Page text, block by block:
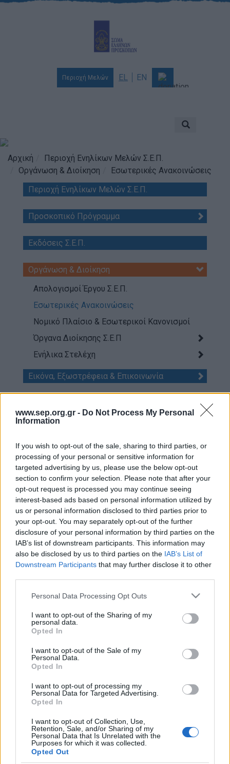
www.sep.org.gr - Do Not Process My Personal
Information
If you wish to opt-out of the sale, sharing to third parties, or
processing of your personal or sensitive information for
targeted advertising by us, please use the below opt-out
section to confirm your selection. Please note that after your
opt-out request is processed you may continue seeing
interest-based ads based on personal information utilized by
us or personal information disclosed to third parties prior to
your opt-out. You may separately opt-out of the further
disclosure of your personal information by third parties on the
IAB’s list of downstream participants. This information may
also be disclosed by us to third parties on the IAB’s List of
Downstream Participants that may further disclose it to other
Please note that this website/app uses one or more Google
not limited to your visit or usage behaviour. You may click to
grant or deny consent to Google and its third-party tags to
use your data for below specified purposes in below Google
consent section.
Personal Data Processing Opt Outs
I want to opt-out of the Sharing of my
personal data.
Opted In
I want to opt-out of the Sale of my
Personal Data.
Opted In
I want to opt-out of processing my
Personal Data for Targeted Advertising.
Opted In
I want to opt-out of Collection, Use,
Retention, Sale, and/or Sharing of my
Personal Data that Is Unrelated with the
Purposes for which it was collected.
Opted Out
Περιοχή Μελών EL EN
Προσκοπισμός
Ιστορία
Διοίκηση
Χορηγοί & Υποστηρικτές
Βραβεία & Διακρίσεις
Απολογισμός Έργου
Τι κάνουμε
Προσκοπικό Πρόγραμμα
Μάθηση στην Πράξη
Στόχοι Βιώσιμης Ανάπτυξης
Earth Tribe
Ομάδα Διάσωσης Άγριας Ζωής
Βρείτε μας
Νέα
Blog
Ευκαιρίες Καριέρας
Επικοινωνία
Media Center
Δελτία Τύπου
Φωτογραφικό Υλικό
Αρχική
Περιοχή Ενηλίκων Μελών Σ.Ε.Π.
Οργάνωση & Διοίκηση
Εσωτερικές Ανακοινώσεις
Περιοχή Ενηλίκων Μελών Σ.Ε.Π.
Προσκοπικό Πρόγραμμα
Εκδόσεις Σ.Ε.Π.
Οργάνωση & Διοίκηση
Απολογισμοί Έργου Σ.Ε.Π.
Εσωτερικές Ανακοινώσεις
Νομικό Πλαίσιο & Εσωτερικοί Κανονισμοί
Όργανα Διοίκησης Σ.Ε.Π
Ενήλικα Στελέχη
Εικόνα, Εξωστρέφεια & Επικοινωνία
Παγκόσμιος Προσκοπισμός
Ασφάλεια & Προστασία Μελών
Παλαιοί Πρόσκοποι
Ιστορικό Αρχείο
Λεμβολόγιο
Διοικητικά Θέματα
Γενική Εφορεία
Ημ/νια Έκδοσης:
A/A:4 / 2025
Εγκύκλιος
Εφορεία Γενικής Εφορείας